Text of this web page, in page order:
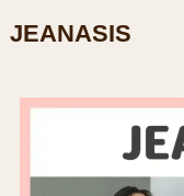
JEANASIS